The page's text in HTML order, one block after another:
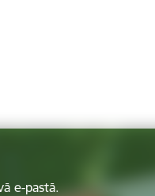
e-pastā.